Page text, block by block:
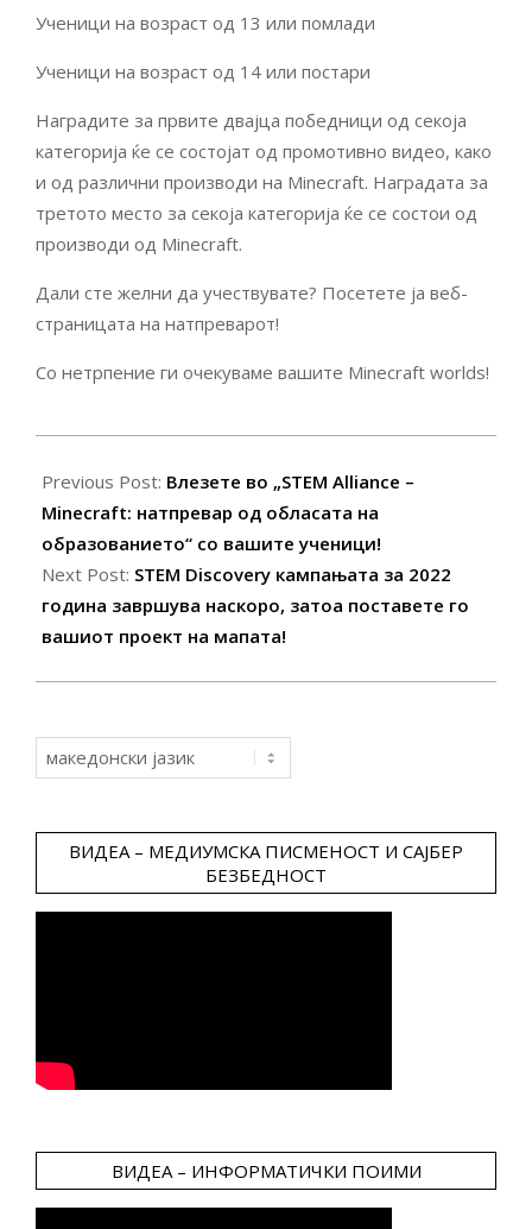
Ученици на возраст од 13 или помлади
Ученици на возраст од 14 или постари
Наградите за првите двајца победници од секоја
категорија ќе се состојат од промотивно видео, како
и од различни производи на Minecraft. Наградата за
третото место за секоја категорија ќе се состои од
производи од Minecraft.
Дали сте желни да учествувате? Посетете ја веб-
страницата на натпреварот!
Со нетрпение ги очекуваме вашите Minecraft worlds!
04-
10
Previous Post: Влезете во „STEM Alliance –
Minecraft: натпревар од обласата на
образованието“ со вашите ученици!
Next Post: STEM Discovery кампањата за 2022
година завршува наскоро, затоа поставете го
вашиот проект на мапата!
a
ВИДЕА – МЕДИУМСКА ПИСМЕНОСТ И САЈБЕР
БЕЗБЕДНОСТ
ВИДЕА – ИНФОРМАТИЧКИ ПОИМИ